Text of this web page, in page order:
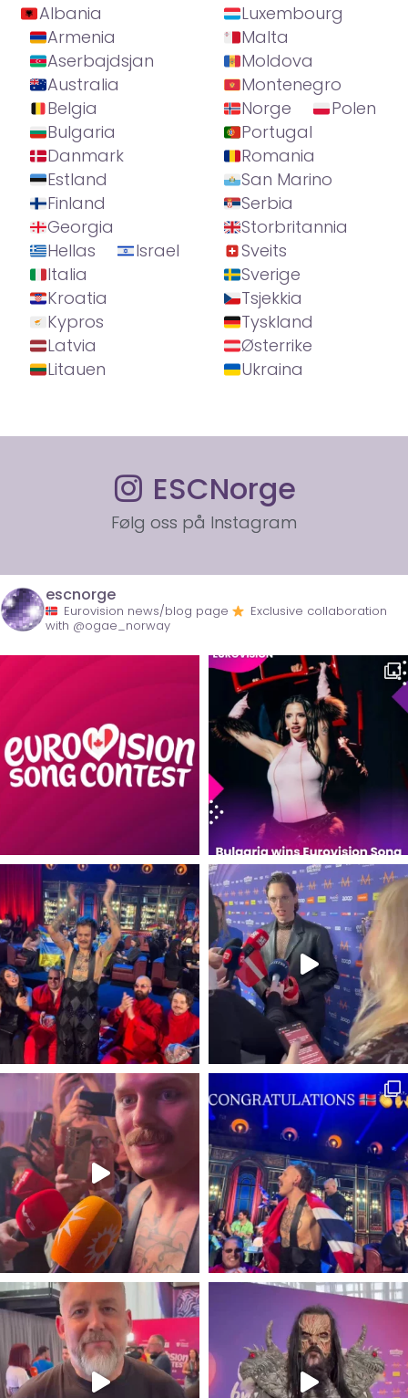
Albania
Armenia
Aserbajdsjan
Australia
Belgia
Bulgaria
Danmark
Estland
Finland
Georgia
Hellas
Israel
Italia
Kroatia
Kypros
Latvia
Litauen
Luxembourg
Malta
Moldova
Montenegro
Norge
Polen
Portugal
Romania
San Marino
Serbia
Storbritannia
Sveits
Sverige
Tsjekkia
Tyskland
Østerrike
Ukraina
ESCNorge
Følg oss på Instagram
escnorge
Eurovision news/blog page
Exclusive collaboration
with @ogae_norway